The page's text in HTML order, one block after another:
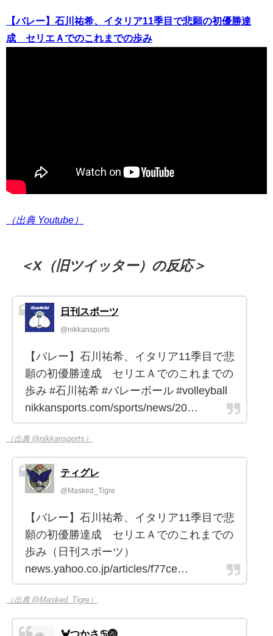
【バレー】石川祐希、イタリア11季目で悲願の初優勝達
成 セリエＡでのこれまでの歩み
（出典 Youtube）
＜X（旧ツイッター）の反応＞
日刊スポーツ
@nikkansports
【バレー】石川祐希、イタリア11季目で悲
願の初優勝達成 セリエＡでのこれまでの
歩み #石川祐希 #バレーボール #volleyball
nikkansports.com/sports/news/20…
（出典 @nikkansports）
ティグレ
@Masked_Tigre
【バレー】石川祐希、イタリア11季目で悲
願の初優勝達成 セリエＡでのこれまでの
歩み（日刊スポーツ）
news.yahoo.co.jp/articles/f77ce…
（出典 @Masked_Tigre）
🦀つかさ♋🏐